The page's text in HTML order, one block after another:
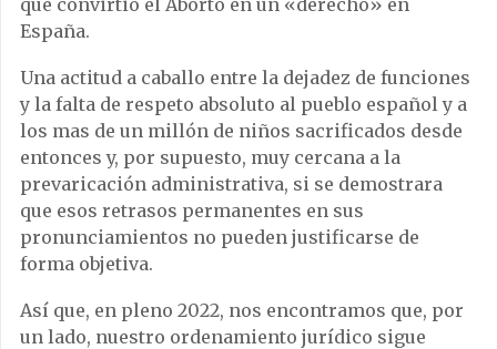
que convirtió el Aborto en un «derecho» en
España.
Una actitud a caballo entre la dejadez de funciones
y la falta de respeto absoluto al pueblo español y a
los mas de un millón de niños sacrificados desde
entonces y, por supuesto, muy cercana a la
prevaricación administrativa, si se demostrara
que esos retrasos permanentes en sus
pronunciamientos no pueden justificarse de
forma objetiva.
Así que, en pleno 2022, nos encontramos que, por
un lado, nuestro ordenamiento jurídico sigue